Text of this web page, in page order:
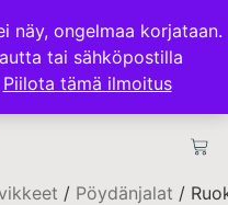
näy, ongelmaa korjataan.
tai sähköpostilla
Piilota tämä ilmoitus
TILAUKSISSA
/ Pöydänjalat /